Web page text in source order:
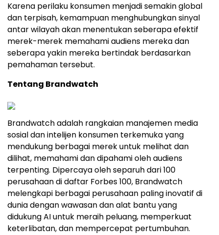
Karena perilaku konsumen menjadi semakin global
dan terpisah, kemampuan menghubungkan sinyal
antar wilayah akan menentukan seberapa efektif
merek-merek memahami audiens mereka dan
seberapa yakin mereka bertindak berdasarkan
pemahaman tersebut.
Tentang Brandwatch
Brandwatch adalah rangkaian manajemen media
sosial dan intelijen konsumen terkemuka yang
mendukung berbagai merek untuk melihat dan
dilihat, memahami dan dipahami oleh audiens
terpenting. Dipercaya oleh separuh dari 100
perusahaan di daftar Forbes 100, Brandwatch
melengkapi berbagai perusahaan paling inovatif di
dunia dengan wawasan dan alat bantu yang
didukung AI untuk meraih peluang, memperkuat
keterlibatan, dan mempercepat pertumbuhan.